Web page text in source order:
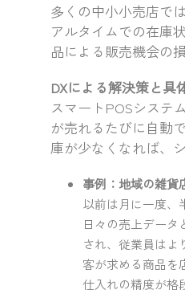
多くの中小小売店で
アルタイムでの在庫
品による販売機会の
DXによる解決策と具
スマートPOSシステ
が売れるたびに自動
庫が少なくなれば、
事例：地域の雑貨
以前は月に一度、
日々の売上デー
され、従業員はよ
客が求める商品を
仕入れの精度が格